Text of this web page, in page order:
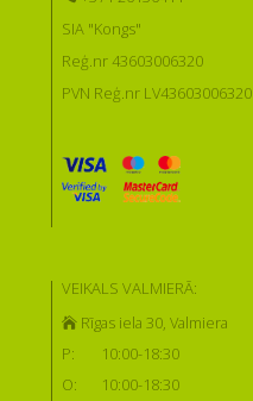
SIA "Kongs"
Reģ.nr 43603006320
PVN Reģ.nr LV43603006320
VEIKALS VALMIERĀ:
Rīgas iela 30, Valmiera
P:
10:00-18:30
O:
10:00-18:30